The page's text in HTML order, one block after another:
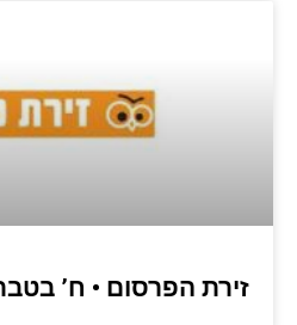
זירת הפרסום • ח’